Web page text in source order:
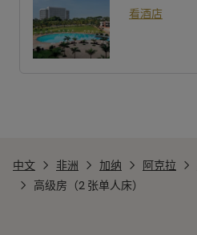
看酒店
中文 非洲 加纳 阿克拉
高级房（2 张单人床）